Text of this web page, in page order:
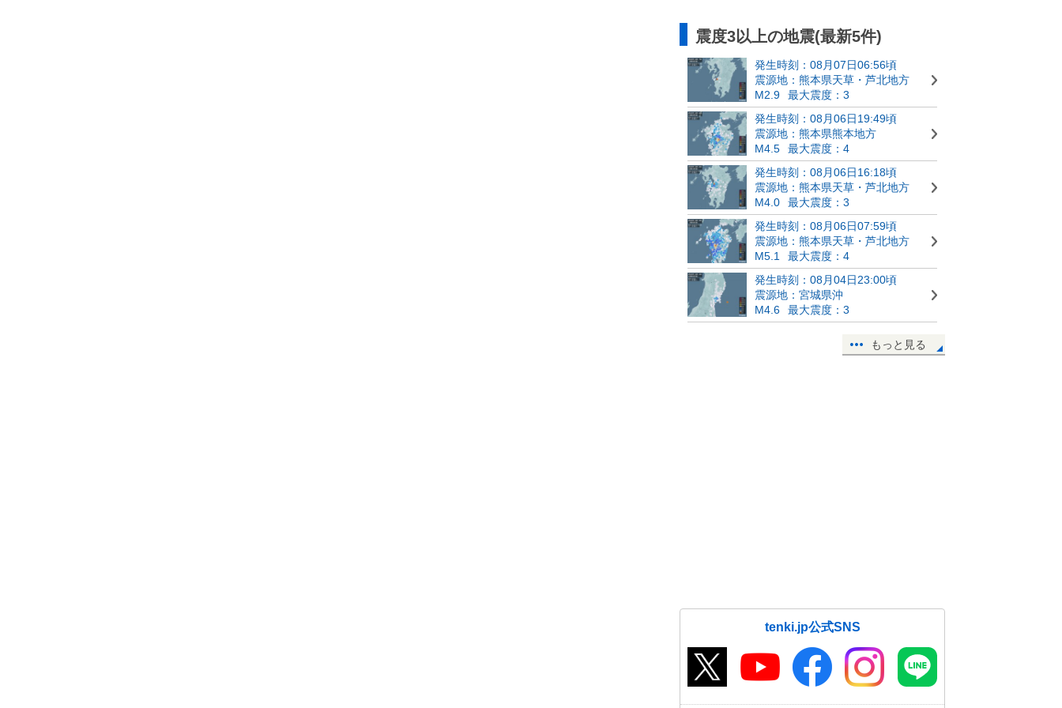
震度3以上の地震(最新5件)
発生時刻：08月07日06:56頃
震源地：熊本県天草・芦北地方
M2.9
最大震度：3
発生時刻：08月06日19:49頃
震源地：熊本県熊本地方
M4.5
最大震度：4
発生時刻：08月06日16:18頃
震源地：熊本県天草・芦北地方
M4.0
最大震度：3
発生時刻：08月06日07:59頃
震源地：熊本県天草・芦北地方
M5.1
最大震度：4
発生時刻：08月04日23:00頃
震源地：宮城県沖
M4.6
最大震度：3
もっと見る
tenki.jp公式SNS